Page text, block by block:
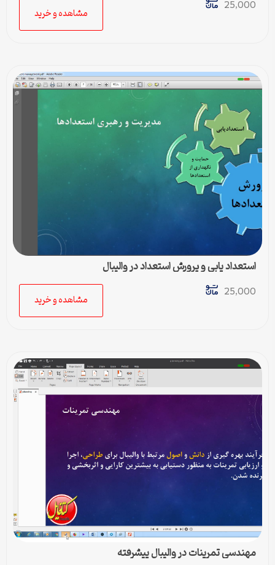
25,000
مشاهده و خرید
استعداد یابی و پرورش استعداد در والیبال
25,000
مشاهده و خرید
مهندسی تمرینات در والیبال پیشرفته